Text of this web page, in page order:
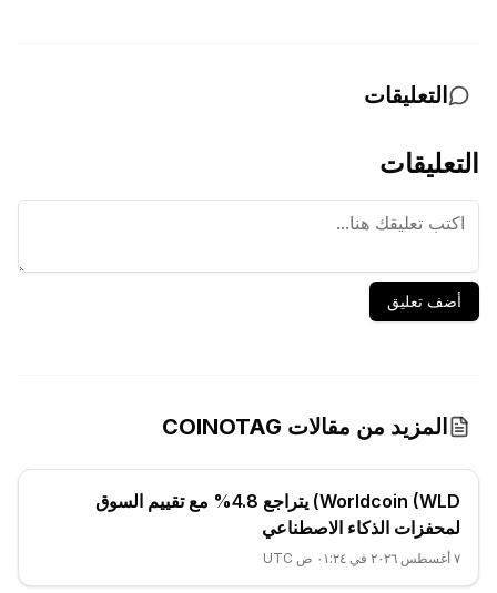
التعليقات
التعليقات
أضف تعليق
المزيد من مقالات COINOTAG
Worldcoin (WLD) يتراجع 4.8% مع تقييم السوق
لمحفزات الذكاء الاصطناعي
٧ أغسطس ٢٠٢٦ في ٠١:٢٤ ص UTC